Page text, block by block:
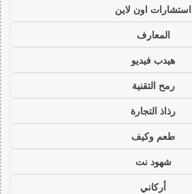
استشارات اون لاين
المعارف
هيدب فيديو
رمح التقنية
رذاذ التجارة
طعم وكيف
شهود نت
أركاني